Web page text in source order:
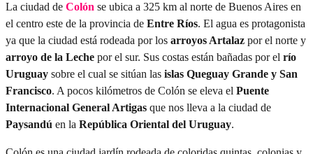
La ciudad de Colón se ubica a 325 km al norte de Buenos Aires en
el centro este de la provincia de Entre Ríos. El agua es protagonista
ya que la ciudad está rodeada por los arroyos Artalaz por el norte y
arroyo de la Leche por el sur. Sus costas están bañadas por el río
Uruguay sobre el cual se sitúan las islas Queguay Grande y San
Francisco. A pocos kilómetros de Colón se eleva el Puente
Internacional General Artigas que nos lleva a la ciudad de
Paysandú en la República Oriental del Uruguay.